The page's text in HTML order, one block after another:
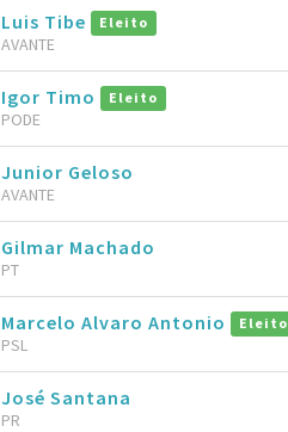
Luis Tibe Eleito
AVANTE
Igor Timo Eleito
PODE
Junior Geloso
AVANTE
Gilmar Machado
PT
Marcelo Alvaro Antonio Eleito
PSL
José Santana
PR